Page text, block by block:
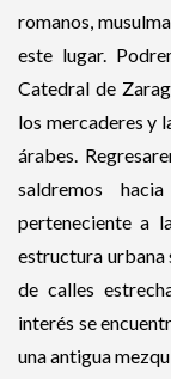
romanos,
este lugar.
Catedral de
los mercaderes y
árabes.
saldremos
perteneciente a
estructura urbana
de calles
interés se
una antigua